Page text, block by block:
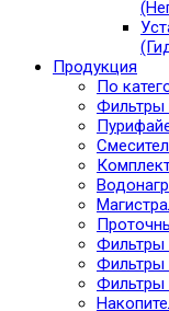
Продукция
По
Фильтры
Фильтры
Фильтры
Фильтры